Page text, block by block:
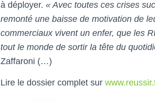
à déployer. « Avec toutes ces crises
remonté une baisse de motivation de
commerciaux vivent un enfer, que les
tout le monde de sortir la tête du
Zaffaroni (…)
Lire le dossier complet sur